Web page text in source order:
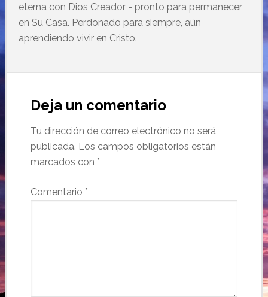
eterna con Dios Creador - pronto para permanecer
en Su Casa. Perdonado para siempre, aún
aprendiendo vivir en Cristo.
Deja un comentario
Tu dirección de correo electrónico no será
publicada. Los campos obligatorios están
marcados con *
Comentario *